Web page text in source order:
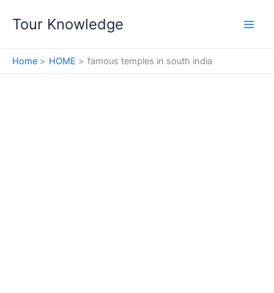
Tour Knowledge
Home HOME famous temples in south india